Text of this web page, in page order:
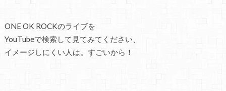
ONE OK ROCKのライブを
YouTubeで検索して見てみてください、
イメージしにくい人は。すごいから！